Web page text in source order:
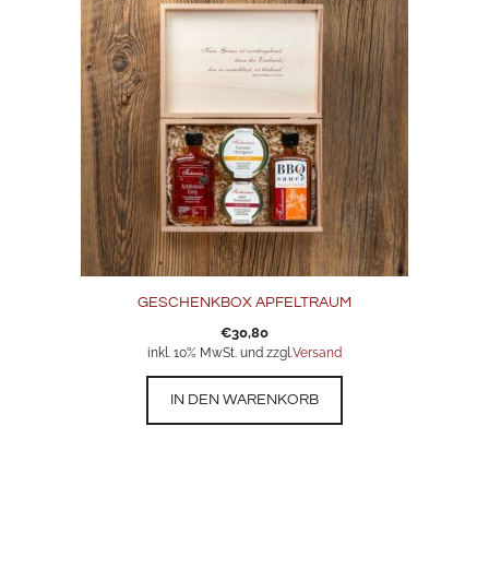
GESCHENKBOX APFELTRAUM
€30,80
inkl. 10% MwSt. und zzgl. Versand
IN DEN WARENKORB